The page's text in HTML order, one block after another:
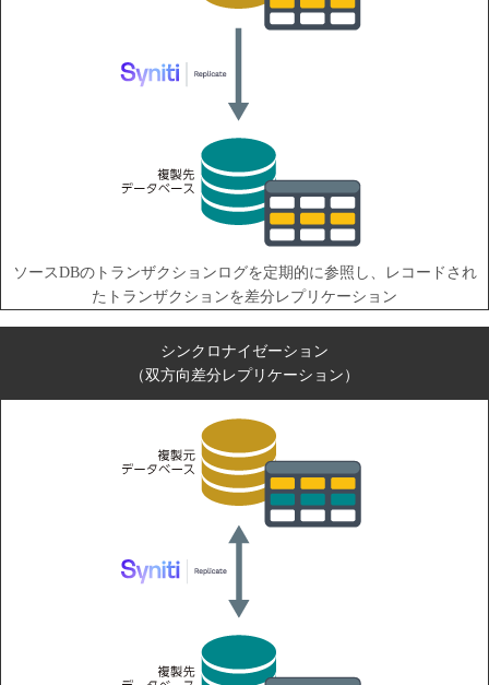
ソースDBのトランザクションログを定期的に参照し、レコードされ
たトランザクションを差分レプリケーション
シンクロナイゼーション
（双方向差分レプリケーション）